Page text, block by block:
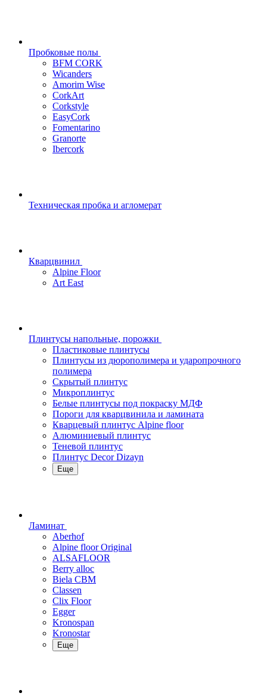
Пробковые полы
BFM CORK
Wicanders
Amorim Wise
CorkArt
Corkstyle
EasyCork
Fomentarino
Granorte
Ibercork
Техническая пробка и агломерат
Кварцвинил
Alpine Floor
Art East
Плинтусы напольные, порожки
Пластиковые плинтусы
Плинтусы из дюрополимера и ударопрочного
полимера
Скрытый плинтус
Микроплинтус
Белые плинтусы под покраску МДФ
Пороги для кварцвинила и ламината
Кварцевый плинтус Alpine floor
Алюминиевый плинтус
Теневой плинтус
Плинтус Decor Dizayn
Еще
Ламинат
Aberhof
Alpine floor Original
ALSAFLOOR
Berry alloc
Biela CBM
Classen
Clix Floor
Egger
Kronospan
Kronostar
Еще